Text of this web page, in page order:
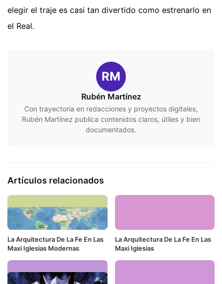
elegir el traje es casi tan divertido como estrenarlo en
el Real.
RM
Rubén Martínez
Con trayectoria en redacciones y proyectos digitales,
Rubén Martínez publica contenidos claros, útiles y bien
documentados.
Artículos relacionados
La Arquitectura De La Fe En Las
Maxi Iglesias Modernas
La Arquitectura De La Fe En Las
Maxi Iglesias